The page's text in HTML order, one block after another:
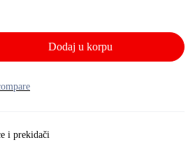
Dodaj u korpu
i prekidači